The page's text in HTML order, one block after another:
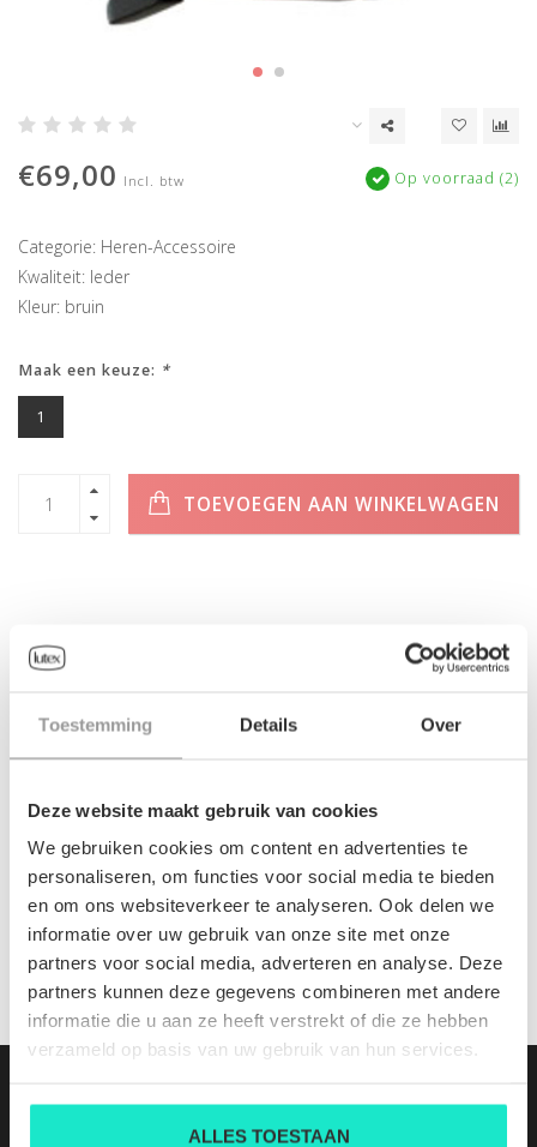
Toestemming Details Over
Deze website maakt gebruik van cookies
We gebruiken cookies om content en advertenties te
personaliseren, om functies voor social media te bieden
en om ons websiteverkeer te analyseren. Ook delen we
informatie over uw gebruik van onze site met onze
partners voor social media, adverteren en analyse. Deze
partners kunnen deze gegevens combineren met andere
informatie die u aan ze heeft verstrekt of die ze hebben
verzameld op basis van uw gebruik van hun services.
ALLES TOESTAAN
€69,00 Incl. btw Op voorraad (2)
Categorie: Heren-Accessoire
Kwaliteit: leder
Kleur: bruin
Maak een keuze: *
1
TOEVOEGEN AAN WINKELWAGEN
Geen informatie gevonden
MV-BROWN
Nog niet gewaardeerd
0 sterren op basis van 0 beoordelingen
JE BEOORDELING TOEVOEGEN